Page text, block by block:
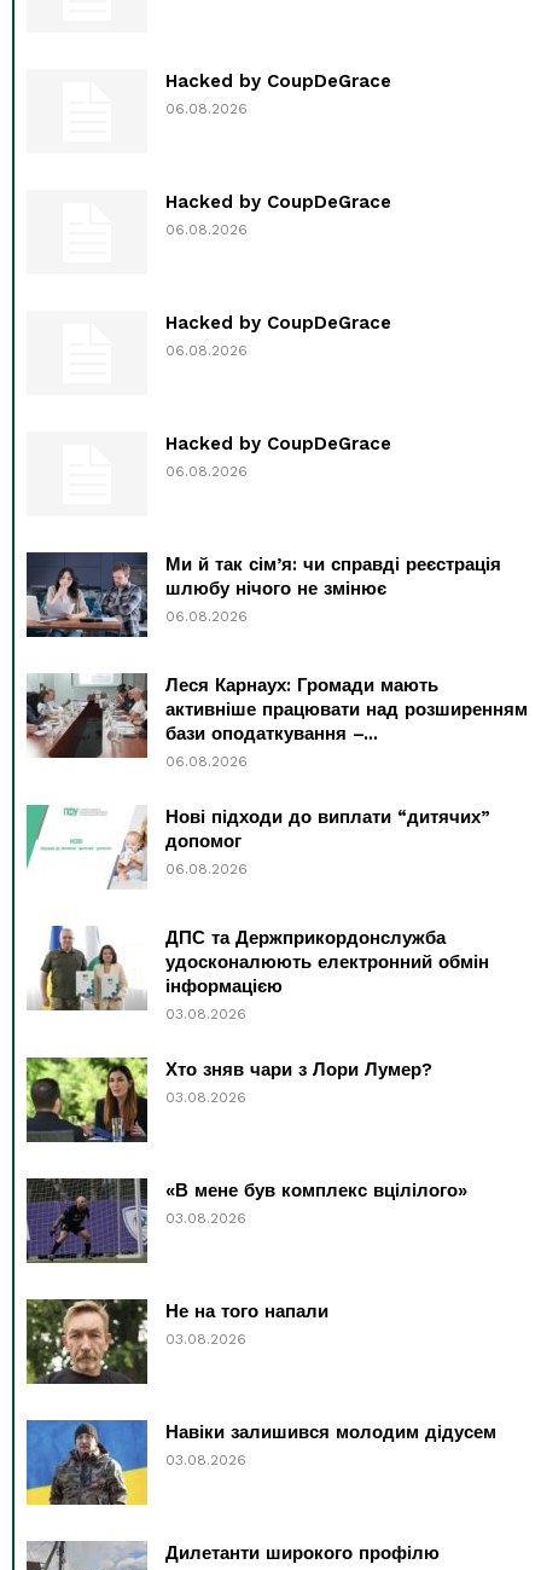
Hacked by CoupDeGrace
06.08.2026
Hacked by CoupDeGrace
06.08.2026
Hacked by CoupDeGrace
06.08.2026
Hacked by CoupDeGrace
06.08.2026
Ми й так сім’я: чи справді реєстрація
шлюбу нічого не змінює
06.08.2026
Леся Карнаух: Громади мають
активніше працювати над розширенням
бази оподаткування –...
06.08.2026
Нові підходи до виплати “дитячих”
допомог
06.08.2026
ДПС та Держприкордонслужба
удосконалюють електронний обмін
інформацією
03.08.2026
Хто зняв чари з Лори Лумер?
03.08.2026
«В мене був комплекс вцілілого»
03.08.2026
Не на того напали
03.08.2026
Навіки залишився молодим дідусем
03.08.2026
Дилетанти широкого профілю